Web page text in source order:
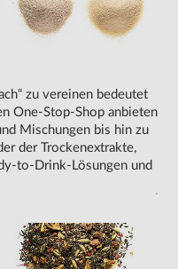
zu vereinen bedeutet
One-Stop-Shop anbieten
Mischungen bis hin zu
der Trockenextrakte,
to-Drink-Lösungen und